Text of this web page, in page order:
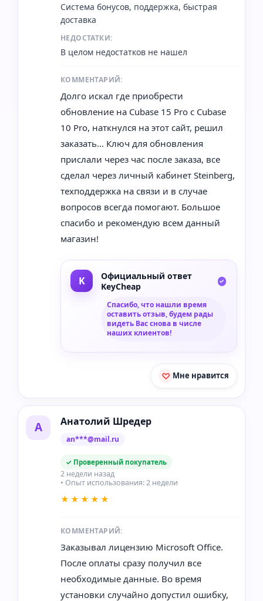
Система бонусов, поддержка, быстрая
доставка
НЕДОСТАТКИ:
В целом недостатков не нашел
КОММЕНТАРИЙ:
Долго искал где приобрести
обновление на Cubase 15 Pro с Cubase
10 Pro, наткнулся на этот сайт, решил
заказать... Ключ для обновления
прислали через час после заказа, все
сделал через личный кабинет Steinberg,
техподдержка на связи и в случае
вопросов всегда помогают. Большое
спасибо и рекомендую всем данный
магазин!
Официальный ответ
KeyCheap
Спасибо, что нашли время
оставить отзыв, будем рады
видеть Вас снова в числе
наших клиентов!
Мне нравится
А Анатолий Шредер
an***@mail.ru
✓ Проверенный покупатель
2 недели назад
• Опыт использования: 2 недели
★★★★★
КОММЕНТАРИЙ:
Заказывал лицензию Microsoft Office.
После оплаты сразу получил все
необходимые данные. Во время
установки случайно допустил ошибку,